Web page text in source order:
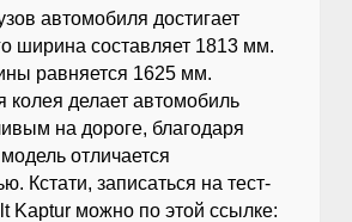
автомобиля достигает
ширина составляет 1813 мм.
равняется 1625 мм.
колея делает автомобиль
на дороге, благодаря
отличается
Кстати, записаться на тест-
Kaptur можно по этой ссылке: